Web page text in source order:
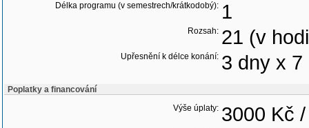
Délka programu (v semestrech/krátkodobý): 1
Rozsah: 21 (v
Upřesnění k délce konání: 3 dny x 7
Poplatky a financování
Výše úplaty: 3000 Kč